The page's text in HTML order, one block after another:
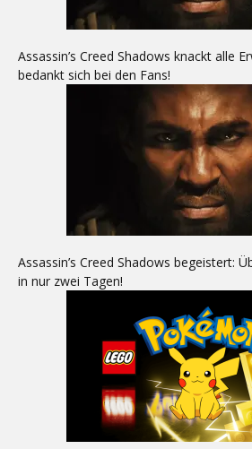
Assassin’s Creed Shadows knackt alle
bedankt sich bei den Fans!
Assassin’s Creed Shadows begeistert:
in nur zwei Tagen!